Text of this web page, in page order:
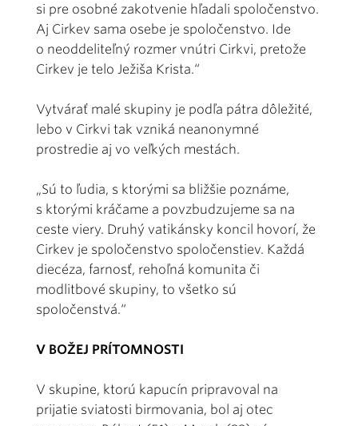
si pre osobné zakotvenie hľadali spoločenstvo.
Aj Cirkev sama osebe je spoločenstvo. Ide
o neoddeliteľný rozmer vnútri Cirkvi, pretože
Cirkev je telo Ježiša Krista.“
Vytvárať malé skupiny je podľa pátra dôležité,
lebo v Cirkvi tak vzniká neanonymné
prostredie aj vo veľkých mestách.
„Sú to ľudia, s ktorými sa bližšie poznáme,
s ktorými kráčame a povzbudzujeme sa na
ceste viery. Druhý vatikánsky koncil hovorí, že
Cirkev je spoločenstvo spoločenstiev. Každá
diecéza, farnosť, rehoľná komunita či
modlitbové skupiny, to všetko sú
spoločenstvá.“
V BOŽEJ PRÍTOMNOSTI
V skupine, ktorú kapucín pripravoval na
prijatie sviatosti birmovania, bol aj otec